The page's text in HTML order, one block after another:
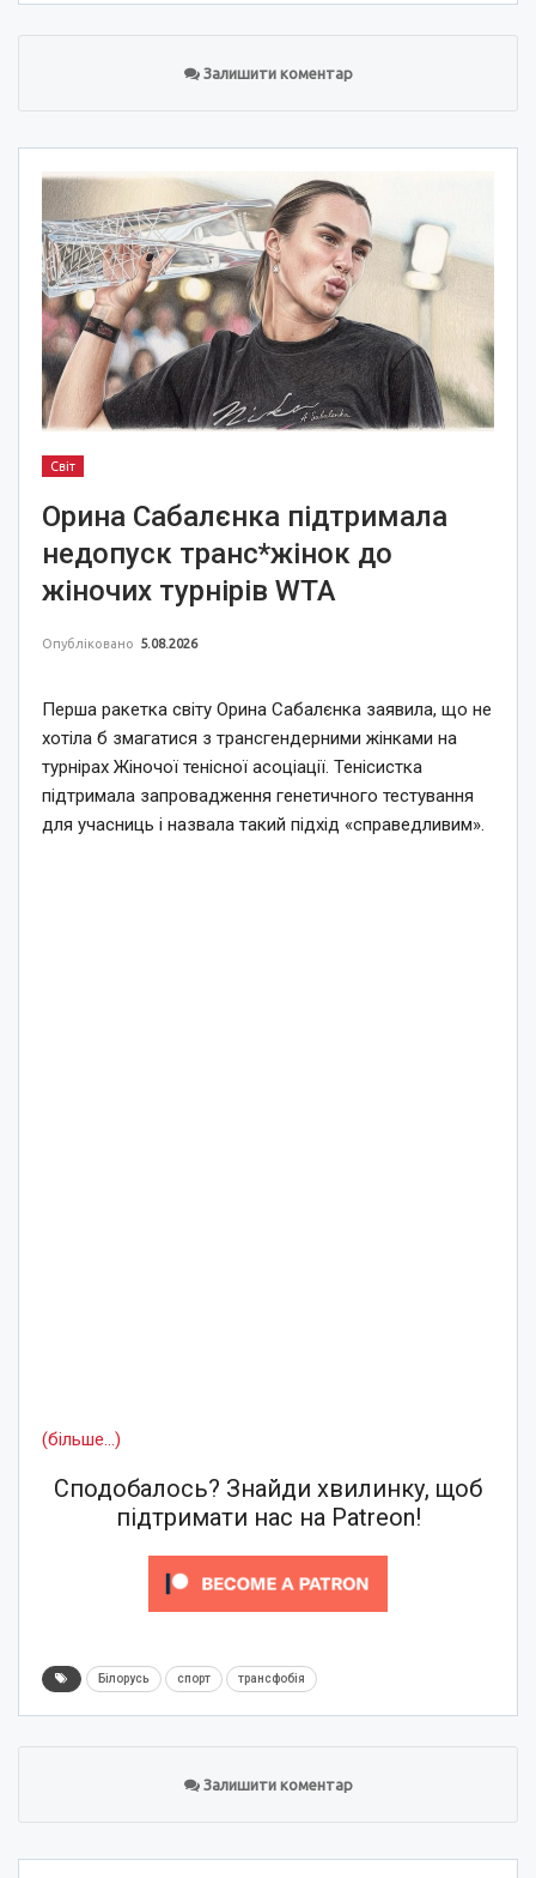
Залишити коментар
Світ
Орина Сабалєнка підтримала
недопуск транс*жінок до
жіночих турнірів WTA
Опубліковано 5.08.2026
Перша ракетка світу Орина Сабалєнка заявила, що не
хотіла б змагатися з трансгендерними жінками на
турнірах Жіночої тенісної асоціації. Тенісистка
підтримала запровадження генетичного тестування
для учасниць і назвала такий підхід «справедливим».
(більше…)
Сподобалось? Знайди хвилинку, щоб
підтримати нас на Patreon!
Білорусь спорт трансфобія
Залишити коментар